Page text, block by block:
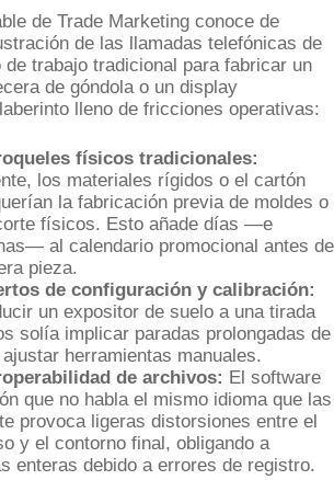
de Trade Marketing conoce de
de las llamadas telefónicas de
trabajo tradicional para fabricar un
de góndola o un display
lleno de fricciones operativas:
físicos tradicionales:
los materiales rígidos o el cartón
la fabricación previa de moldes o
físicos. Esto añade días —e
al calendario promocional antes de
pieza.
de configuración y calibración:
un expositor de suelo a una tirada
solía implicar paradas prolongadas de
herramientas manuales.
de archivos: El software
que no habla el mismo idioma que las
provoca ligeras distorsiones entre el
y el contorno final, obligando a
enteras debido a errores de registro.